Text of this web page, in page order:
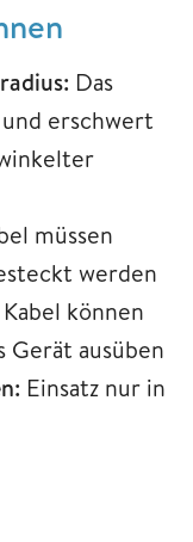
Das
erschwert
müssen
werden
können
Gerät ausüben
Einsatz nur in